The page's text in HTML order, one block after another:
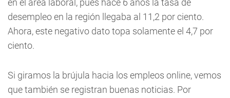
en el área laboral, pues hace 6 años la tasa de
desempleo en la región llegaba al 11,2 por ciento.
Ahora, este negativo dato topa solamente el 4,7 por
ciento.
Si giramos la brújula hacia los empleos online, vemos
que también se registran buenas noticias. Por